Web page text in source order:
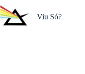
Pular
para
o
Viu Só?